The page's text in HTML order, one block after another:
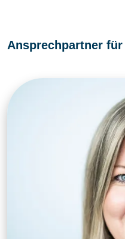
Ansprechpartner